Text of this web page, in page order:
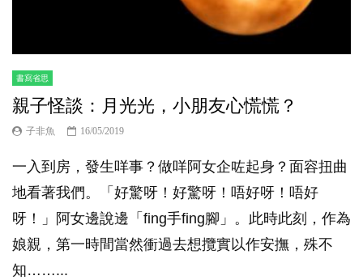
書寫省思
親子怪談：月光光，小朋友心慌慌？
子非魚 16/05/2019
一入到房，發生咩事？做咩阿女企咗起身？面容扭曲
地看著我們。「好驚呀！好驚呀！唔好呀！唔好
呀！」阿女邊說邊「fing手fing腳」。此時此刻，作為
娘親，第一時間當然衝過去想攬實以作安撫，殊不
知……...